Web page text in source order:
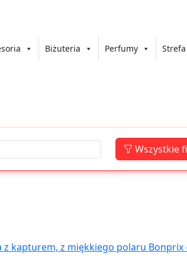
Biżuteria Perfumy
Wszystkie
z kapturem, z miękkiego polaru Bonprix